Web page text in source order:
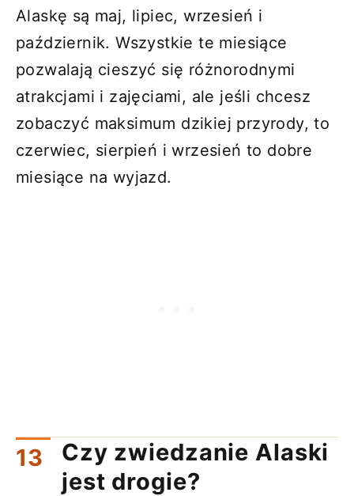
Alaskę są maj, lipiec, wrzesień i
październik. Wszystkie te miesiące
pozwalają cieszyć się różnorodnymi
atrakcjami i zajęciami, ale jeśli chcesz
zobaczyć maksimum dzikiej przyrody, to
czerwiec, sierpień i wrzesień to dobre
miesiące na wyjazd.
Czy zwiedzanie Alaski
jest drogie?